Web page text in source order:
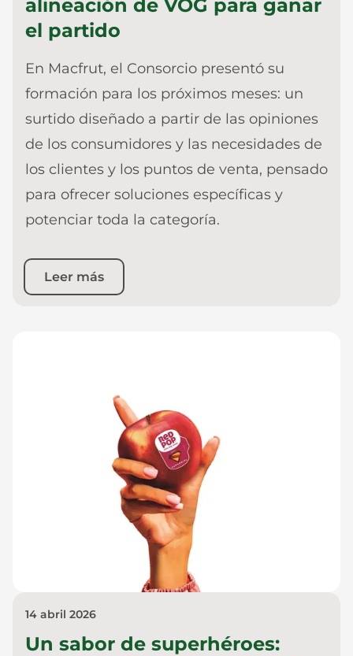
alineación de VOG para ganar
el partido
En Macfrut, el Consorcio presentó su
formación para los próximos meses: un
surtido diseñado a partir de las opiniones
de los consumidores y las necesidades de
los clientes y los puntos de venta, pensado
para ofrecer soluciones específicas y
potenciar toda la categoría.
Leer más
14 abril 2026
Un sabor de superhéroes: